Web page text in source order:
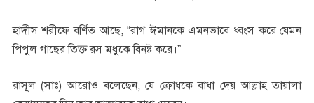
হাদীস শরীফে বর্ণিত আছে, “রাগ ঈমানকে এমনভাবে ধ্বংস করে যেমন
পিপুল গাছের তিক্ত রস মধুকে বিনষ্ট করে।”
রাসূল (সাঃ) আরোও বলেছেন, যে ক্রোধকে বাধা দেয় আল্লাহ তায়ালা